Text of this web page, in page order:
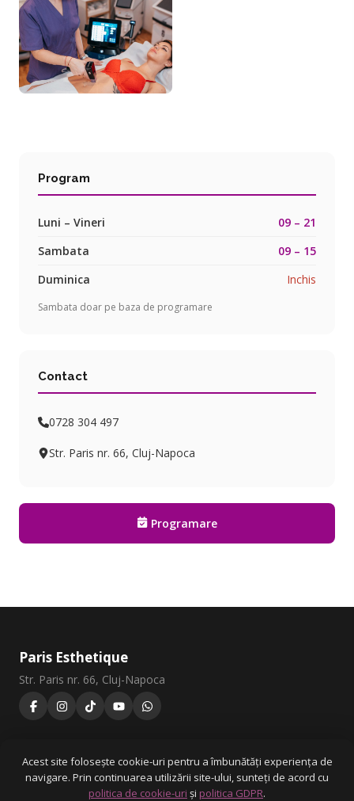
Program
Luni – Vineri
09 – 21
Sambata
09 – 15
Duminica
Inchis
Sambata doar pe baza de programare
Contact
0728 304 497
Str. Paris nr. 66, Cluj-Napoca
Programare
Paris Esthetique
Str. Paris nr. 66, Cluj-Napoca
Despre noiGalerieContactCookie-uriGDPR
Acest site folosește cookie-uri pentru a îmbunătăți experiența de
navigare. Prin continuarea utilizării site-ului, sunteți de acord cu
politica de cookie-uri și politica GDPR.